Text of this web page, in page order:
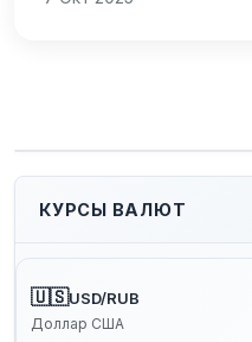
КУРСЫ ВАЛЮТ
🇺🇸USD/RUB
Доллар США